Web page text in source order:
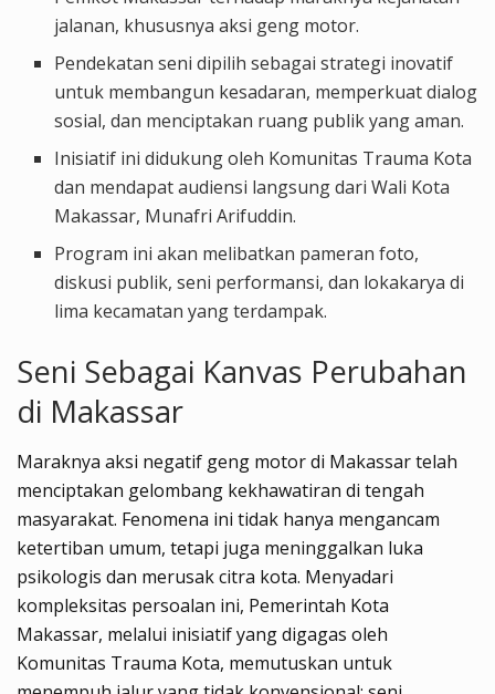
jalanan, khususnya aksi geng motor.
Pendekatan seni dipilih sebagai strategi inovatif
untuk membangun kesadaran, memperkuat dialog
sosial, dan menciptakan ruang publik yang aman.
Inisiatif ini didukung oleh Komunitas Trauma Kota
dan mendapat audiensi langsung dari Wali Kota
Makassar, Munafri Arifuddin.
Program ini akan melibatkan pameran foto,
diskusi publik, seni performansi, dan lokakarya di
lima kecamatan yang terdampak.
Seni Sebagai Kanvas Perubahan
di Makassar
Maraknya aksi negatif geng motor di Makassar telah
menciptakan gelombang kekhawatiran di tengah
masyarakat. Fenomena ini tidak hanya mengancam
ketertiban umum, tetapi juga meninggalkan luka
psikologis dan merusak citra kota. Menyadari
kompleksitas persoalan ini, Pemerintah Kota
Makassar, melalui inisiatif yang digagas oleh
Komunitas Trauma Kota, memutuskan untuk